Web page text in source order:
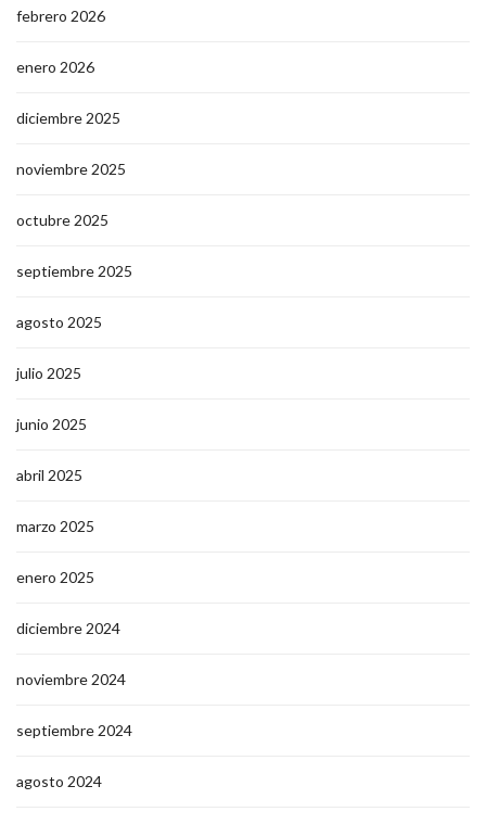
febrero 2026
enero 2026
diciembre 2025
noviembre 2025
octubre 2025
septiembre 2025
agosto 2025
julio 2025
junio 2025
abril 2025
marzo 2025
enero 2025
diciembre 2024
noviembre 2024
septiembre 2024
agosto 2024